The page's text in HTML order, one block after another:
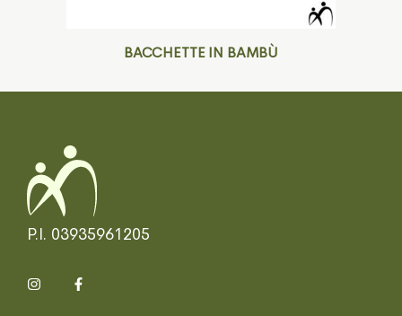
BACCHETTE IN BAMBÙ
P.I. 03935961205